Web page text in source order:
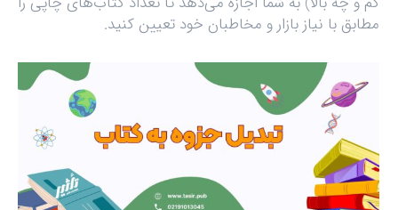
مطابق با نیاز بازار و مخاطبان خود تعیین کنید.